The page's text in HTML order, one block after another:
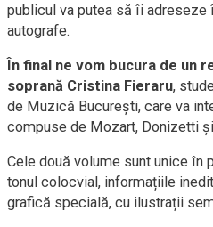
publicul va putea să îi
autografe.
În final ne vom bucura de un
soprană Cristina Fieraru,
de Muzică București, care va
compuse de Mozart, Donizetti
Cele două volume sunt unice în
tonul colocvial, informațiile
grafică specială, cu ilustrații